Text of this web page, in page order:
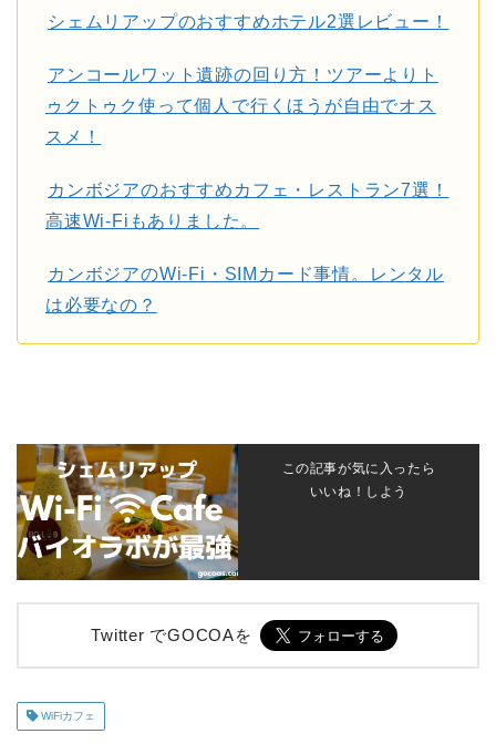
シェムリアップのおすすめホテル2選レビュー！
アンコールワット遺跡の回り方！ツアーよりト
ゥクトゥク使って個人で行くほうが自由でオス
スメ！
カンボジアのおすすめカフェ・レストラン7選！
高速Wi-Fiもありました。
カンボジアのWi-Fi・SIMカード事情。レンタル
は必要なの？
この記事が気に入ったら
いいね！しよう
Twitter でGOCOAを
WiFiカフェ